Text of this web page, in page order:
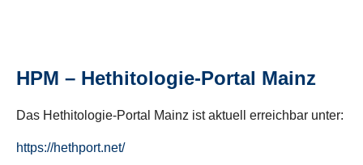
HPM – Hethitologie-Portal Mainz
Das Hethitologie-Portal Mainz ist aktuell erreichbar unter:
https://hethport.net/